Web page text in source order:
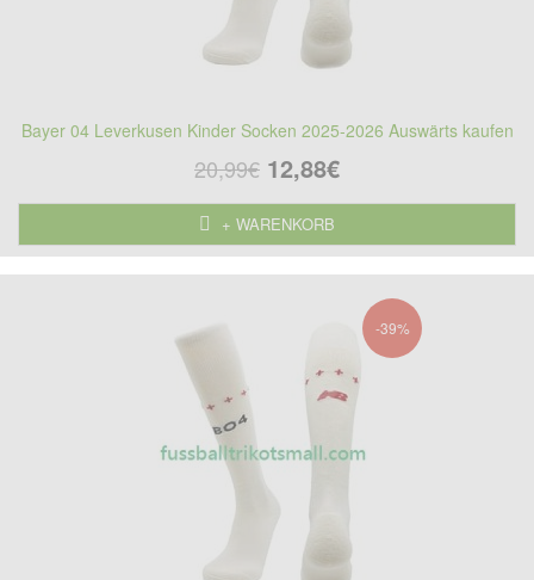
Bayer 04 Leverkusen Kinder Socken 2025-2026 Auswärts kaufen
20,99€ 12,88€
+ WARENKORB
-39%